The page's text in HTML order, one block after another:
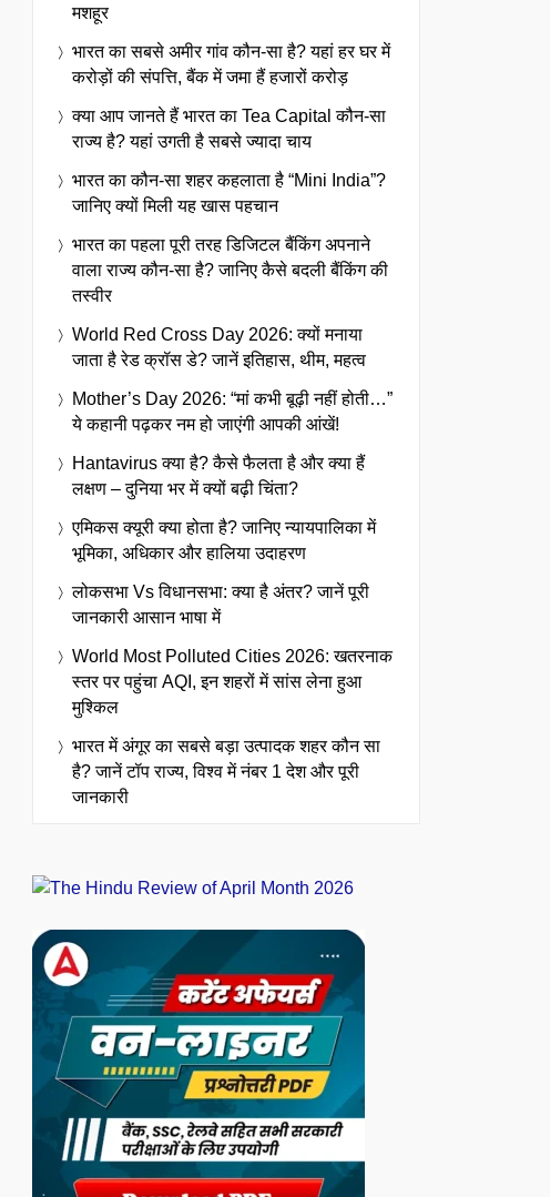
मशहूर
भारत का सबसे अमीर गांव कौन-सा है? यहां हर घर में
करोड़ों की संपत्ति, बैंक में जमा हैं हजारों करोड़
क्या आप जानते हैं भारत का Tea Capital कौन-सा
राज्य है? यहां उगती है सबसे ज्यादा चाय
भारत का कौन-सा शहर कहलाता है “Mini India”?
जानिए क्यों मिली यह खास पहचान
भारत का पहला पूरी तरह डिजिटल बैंकिंग अपनाने
वाला राज्य कौन-सा है? जानिए कैसे बदली बैंकिंग की
तस्वीर
World Red Cross Day 2026: क्यों मनाया
जाता है रेड क्रॉस डे? जानें इतिहास, थीम, महत्व
Mother’s Day 2026: “मां कभी बूढ़ी नहीं होती…”
ये कहानी पढ़कर नम हो जाएंगी आपकी आंखें!
Hantavirus क्या है? कैसे फैलता है और क्या हैं
लक्षण – दुनिया भर में क्यों बढ़ी चिंता?
एमिकस क्यूरी क्या होता है? जानिए न्यायपालिका में
भूमिका, अधिकार और हालिया उदाहरण
लोकसभा Vs विधानसभा: क्या है अंतर? जानें पूरी
जानकारी आसान भाषा में
World Most Polluted Cities 2026: खतरनाक
स्तर पर पहुंचा AQI, इन शहरों में सांस लेना हुआ
मुश्किल
भारत में अंगूर का सबसे बड़ा उत्पादक शहर कौन सा
है? जानें टॉप राज्य, विश्व में नंबर 1 देश और पूरी
जानकारी